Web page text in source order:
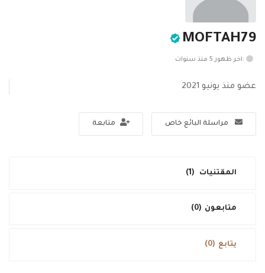
القائمة الرئيسية
التصنيفات
المدونة
تواصل معنا
MOFTAH79
:اخر ظهور 5 منذ سنوات
عضو منذ يونيو 2021
مراسلة البائع خاص متابعة
المقتنيات (1)
متابعون (0)
يتابع (0)